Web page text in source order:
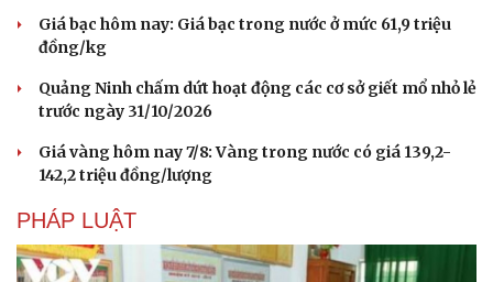
Giá bạc hôm nay: Giá bạc trong nước ở mức 61,9 triệu
đồng/kg
Quảng Ninh chấm dứt hoạt động các cơ sở giết mổ nhỏ lẻ
trước ngày 31/10/2026
Giá vàng hôm nay 7/8: Vàng trong nước có giá 139,2-
142,2 triệu đồng/lượng
PHÁP LUẬT